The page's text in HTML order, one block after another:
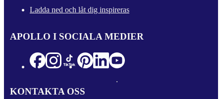
Ladda ned och låt dig inspireras
APOLLO I SOCIALA MEDIER
KONTAKTA OSS